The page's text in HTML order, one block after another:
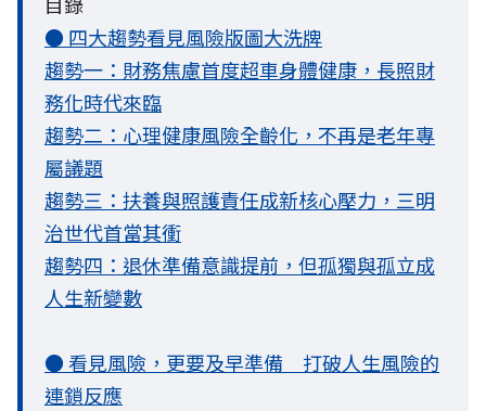
● 四大趨勢看見風險版圖大洗牌
趨勢一：財務焦慮首度超車身體健康，長照財
務化時代來臨
趨勢二：心理健康風險全齡化，不再是老年專
屬議題
趨勢三：扶養與照護責任成新核心壓力，三明
治世代首當其衝
趨勢四：退休準備意識提前，但孤獨與孤立成
人生新變數
● 看見風險，更要及早準備 打破人生風險的
連鎖反應